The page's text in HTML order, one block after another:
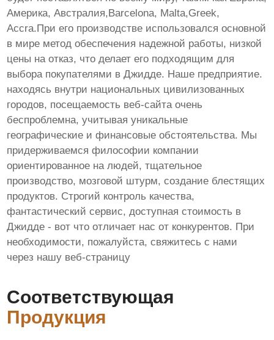
Америка, Австралия,Barcelona, Malta,Greek,
Accra.При его производстве использовался основной
в мире метод обеспечения надежной работы, низкой
цены на отказ, что делает его подходящим для
выбора покупателями в Джидде. Наше предприятие.
находясь внутри национальных цивилизованных
городов, посещаемость веб-сайта очень
беспроблемна, учитывая уникальные
географические и финансовые обстоятельства. Мы
придерживаемся философии компании
ориентированное на людей, тщательное
производство, мозговой штурм, создание блестящих
продуктов. Строгий контроль качества,
фантастический сервис, доступная стоимость в
Джидде - вот что отличает нас от конкурентов. При
необходимости, пожалуйста, свяжитесь с нами
через нашу веб-страницу
Соответствующая
Продукция